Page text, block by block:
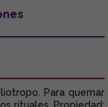
Para quemar